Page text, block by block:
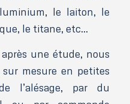
le laiton, le
le titane, etc…
une étude, nous
mesure en petites
l’alésage, par du